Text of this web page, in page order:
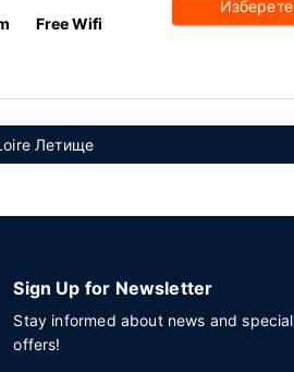
Free Wifi
Изберете
Летище
Sign Up for Newsletter
Stay informed about news and special
offers!